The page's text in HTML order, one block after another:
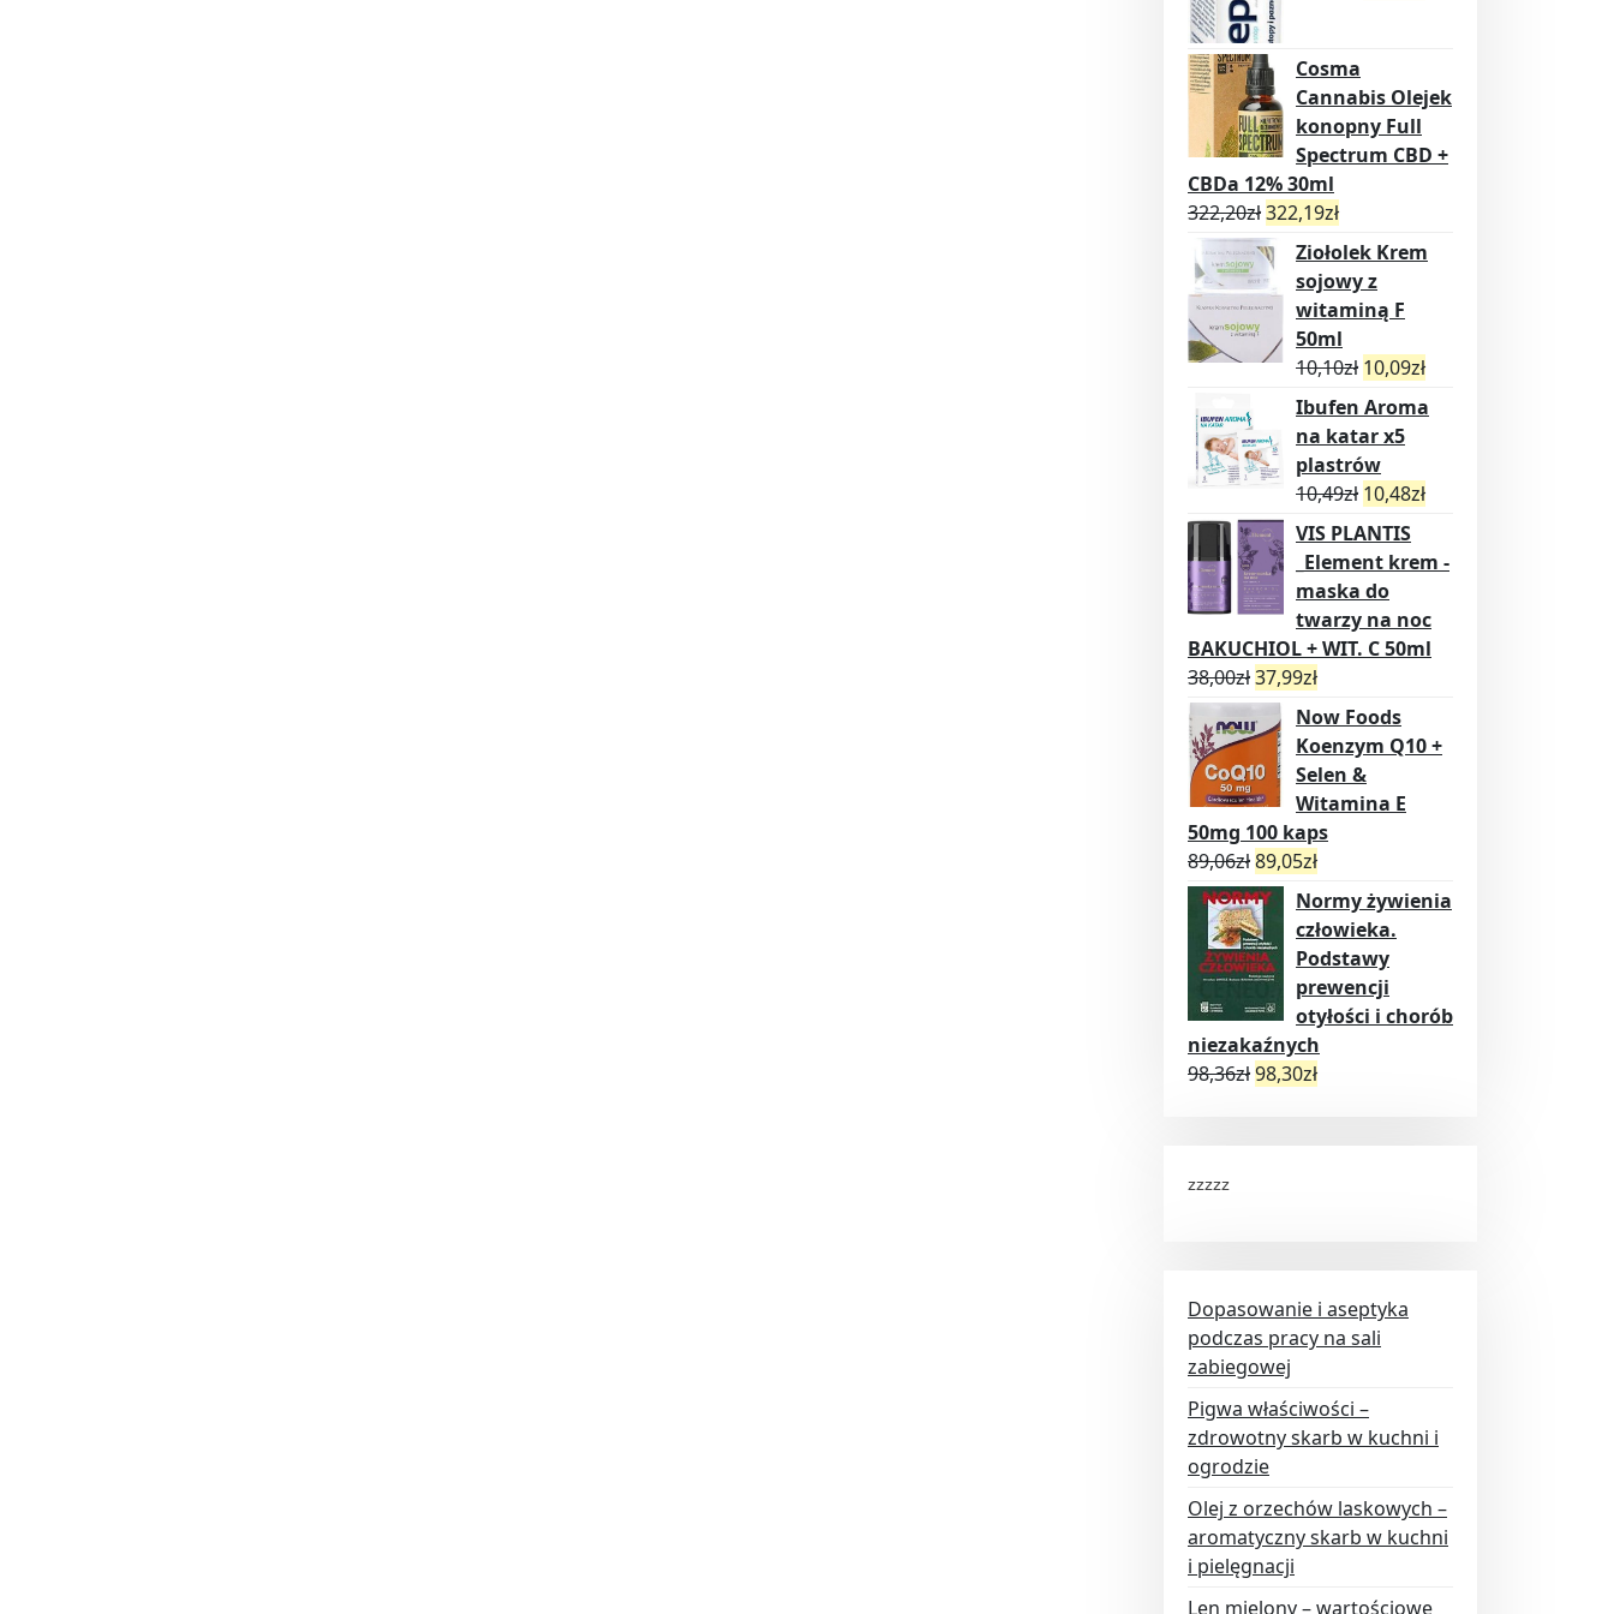
Cosma
Cannabis Olejek
konopny Full
Spectrum CBD +
CBDa 12% 30ml
322,20zł322,19zł
Ziołolek Krem
sojowy z
witaminą F
50ml
10,10zł 10,09zł
Ibufen Aroma
na katar x5
plastrów
10,49zł 10,48zł
VIS PLANTIS
_Element krem -
maska do
twarzy na noc
BAKUCHIOL + WIT. C 50ml
38,00zł37,99zł
Now Foods
Koenzym Q10 +
Selen &
Witamina E
50mg 100 kaps
89,06zł89,05zł
Normy żywienia
człowieka.
Podstawy
prewencji
otyłości i chorób
niezakaźnych
98,36zł98,30zł
zzzzz
Dopasowanie i aseptyka
podczas pracy na sali
zabiegowej
Pigwa właściwości –
zdrowotny skarb w kuchni i
ogrodzie
Olej z orzechów laskowych –
aromatyczny skarb w kuchni
i pielęgnacji
Len mielony – wartościowe